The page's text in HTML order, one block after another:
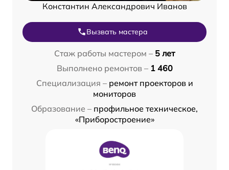
Константин Александрович Иванов
Вызвать мастера
Стаж работы мастером – 5 лет
Выполнено ремонтов – 1 460
Специализация – ремонт проекторов и
мониторов
Образование – профильное техническое,
«Приборостроение»